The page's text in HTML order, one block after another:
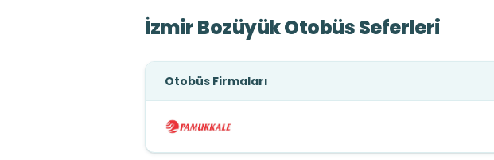
İzmir Bozüyük Otobüs Seferleri
Otobüs Firmaları